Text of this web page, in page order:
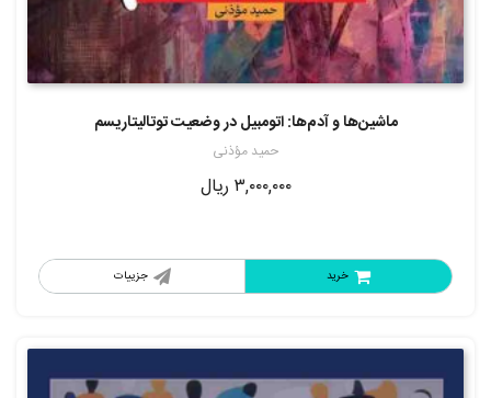
ماشین‌ها و آدم‌ها: اتومبیل در وضعیت توتالیتاریسم
حمید مؤذنی
۳,۰۰۰,۰۰۰ ریال
جزییات خرید